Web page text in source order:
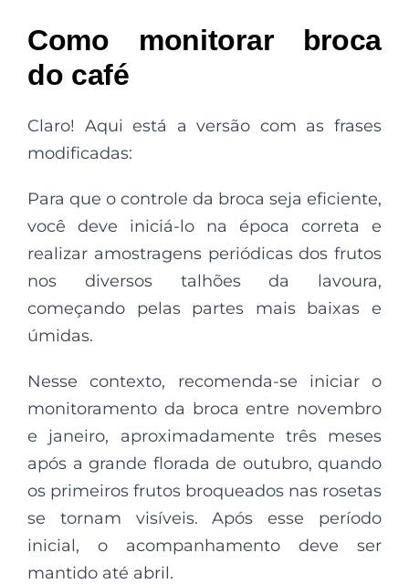
Como monitorar broca
do café
Claro! Aqui está a versão com as frases
modificadas:
Para que o controle da broca seja eficiente,
você deve iniciá-lo na época correta e
realizar amostragens periódicas dos frutos
nos diversos talhões da lavoura,
começando pelas partes mais baixas e
úmidas.
Nesse contexto, recomenda-se iniciar o
monitoramento da broca entre novembro
e janeiro, aproximadamente três meses
após a grande florada de outubro, quando
os primeiros frutos broqueados nas rosetas
se tornam visíveis. Após esse período
inicial, o acompanhamento deve ser
mantido até abril.